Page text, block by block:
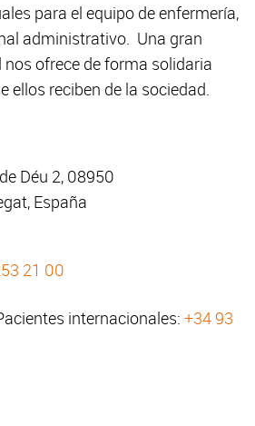
para el equipo de enfermería,
administrativo. Una gran
ofrece de forma solidaria
ellos reciben de la sociedad.
Déu 2, 08950
España
21 00
internacionales: +34 93